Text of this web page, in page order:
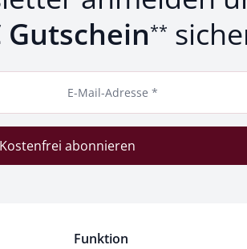
Gutschein**
E-Mail-Adresse *
Kostenfrei abonnieren
Funktion